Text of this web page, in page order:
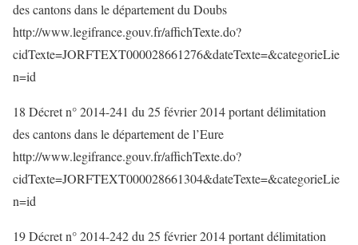
des cantons dans le département du Doubs
http://www.legifrance.gouv.fr/affichTexte.do?
cidTexte=JORFTEXT000028661276&dateTexte=&categorieLie
n=id
18 Décret n° 2014-241 du 25 février 2014 portant délimitation
des cantons dans le département de l’Eure
http://www.legifrance.gouv.fr/affichTexte.do?
cidTexte=JORFTEXT000028661304&dateTexte=&categorieLie
n=id
19 Décret n° 2014-242 du 25 février 2014 portant délimitation